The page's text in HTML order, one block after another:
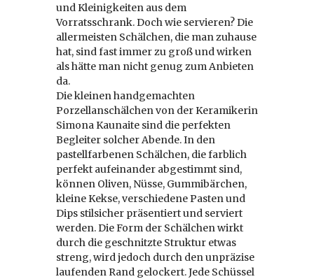
und Kleinigkeiten aus dem
Vorratsschrank. Doch wie servieren? Die
allermeisten Schälchen, die man zuhause
hat, sind fast immer zu groß und wirken
als hätte man nicht genug zum Anbieten
da.
Die kleinen handgemachten
Porzellanschälchen von der Keramikerin
Simona Kaunaite sind die perfekten
Begleiter solcher Abende. In den
pastellfarbenen Schälchen, die farblich
perfekt aufeinander abgestimmt sind,
können Oliven, Nüsse, Gummibärchen,
kleine Kekse, verschiedene Pasten und
Dips stilsicher präsentiert und serviert
werden. Die Form der Schälchen wirkt
durch die geschnitzte Struktur etwas
streng, wird jedoch durch den unpräzise
laufenden Rand gelockert. Jede Schüssel